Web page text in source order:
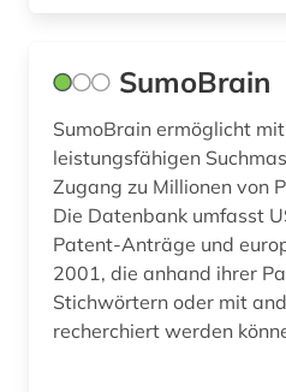
SumoBrain
SumoBrain ermöglicht
leistungsfähigen
Zugang zu Millionen von
Die Datenbank umfasst
Patent-Anträge und
2001, die anhand ihrer
Stichwörtern oder mit
recherchiert werden